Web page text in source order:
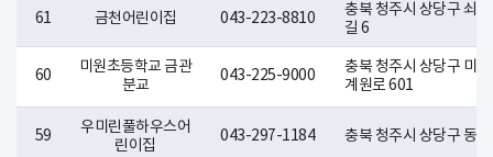
61 금천어린이집 043-223-8810
충북 청주시 상당구 쇠
길 6
60
미원초등학교 금관
분교
043-225-9000
충북 청주시 상당구 미
계원로 601
59
우미린풀하우스어
린이집
043-297-1184 충북 청주시 상당구 동